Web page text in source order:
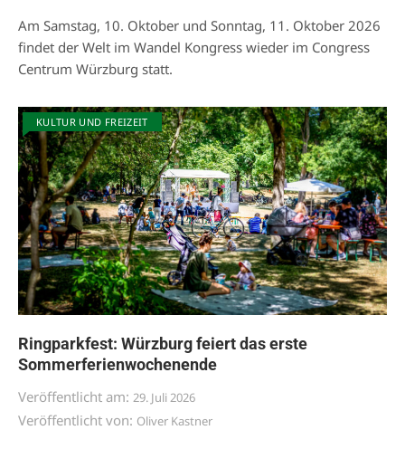
Am Samstag, 10. Oktober und Sonntag, 11. Oktober 2026
findet der Welt im Wandel Kongress wieder im Congress
Centrum Würzburg statt.
KULTUR UND FREIZEIT
Ringparkfest: Würzburg feiert das erste
Sommerferienwochenende
Veröffentlicht am: 29. Juli 2026
Veröffentlicht von: Oliver Kastner